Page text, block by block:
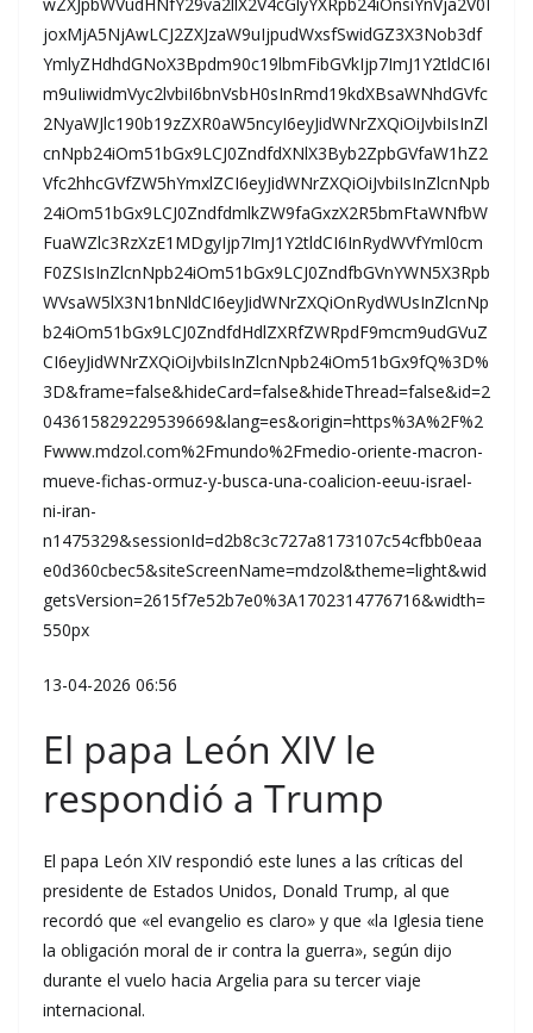
joxMjA5NjAwLCJ2ZXJzaW9uIjpudWxsfSwidGZ3X3Nob3df
YmlyZHdhdGNoX3Bpdm90c19lbmFibGVkIjp7ImJ1Y2tldCI6I
m9uIiwidmVyc2lvbiI6bnVsbH0sInRmd19kdXBsaWNhdGVfc
2NyaWJlc190b19zZXR0aW5ncyI6eyJidWNrZXQiOiJvbiIsInZl
cnNpb24iOm51bGx9LCJ0ZndfdXNlX3Byb2ZpbGVfaW1hZ2
Vfc2hhcGVfZW5hYmxlZCI6eyJidWNrZXQiOiJvbiIsInZlcnNpb
24iOm51bGx9LCJ0ZndfdmlkZW9faGxzX2R5bmFtaWNfbW
FuaWZlc3RzXzE1MDgyIjp7ImJ1Y2tldCI6InRydWVfYml0cm
F0ZSIsInZlcnNpb24iOm51bGx9LCJ0ZndfbGVnYWN5X3Rpb
WVsaW5lX3N1bnNldCI6eyJidWNrZXQiOnRydWUsInZlcnNp
b24iOm51bGx9LCJ0ZndfdHdlZXRfZWRpdF9mcm9udGVuZ
CI6eyJidWNrZXQiOiJvbiIsInZlcnNpb24iOm51bGx9fQ%3D%
3D&frame=false&hideCard=false&hideThread=false&id=2
043615829229539669&lang=es&origin=https%3A%2F%2
Fwww.mdzol.com%2Fmundo%2Fmedio-oriente-macron-
mueve-fichas-ormuz-y-busca-una-coalicion-eeuu-israel-
ni-iran-
n1475329&sessionId=d2b8c3c727a8173107c54cfbb0eaa
e0d360cbec5&siteScreenName=mdzol&theme=light&wid
getsVersion=2615f7e52b7e0%3A1702314776716&width=
550px
13-04-2026 06:56
El papa León XIV le
respondió a Trump
El papa León XIV respondió este lunes a las críticas del
presidente de Estados Unidos, Donald Trump, al que
recordó que «el evangelio es claro» y que «la Iglesia tiene
la obligación moral de ir contra la guerra», según dijo
durante el vuelo hacia Argelia para su tercer viaje
internacional.